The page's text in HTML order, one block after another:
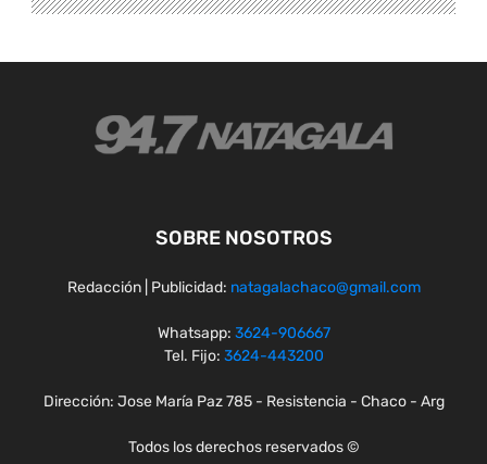
SOBRE NOSOTROS
Redacción | Publicidad: natagalachaco@gmail.com
Whatsapp: 3624-906667
Tel. Fijo: 3624-443200
Dirección: Jose María Paz 785 - Resistencia - Chaco - Arg
Todos los derechos reservados ©